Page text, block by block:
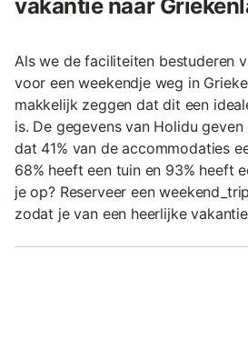
vakantie naar
Als we de faciliteiten bestuderen
voor een weekendje weg in
makkelijk zeggen dat dit een
is. De gegevens van Holidu
dat 41% van de accommodaties
68% heeft een tuin en 93% heeft
je op? Reserveer een
zodat je van een heerlijke